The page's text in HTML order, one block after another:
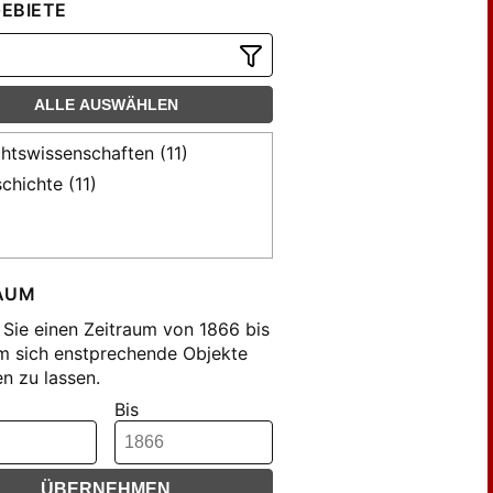
ALLE AUSWÄHLEN
(11)
(11)
Sie einen Zeitraum von 1866 bis
sich enstprechende Objekte
zu lassen.
Bis
ÜBERNEHMEN